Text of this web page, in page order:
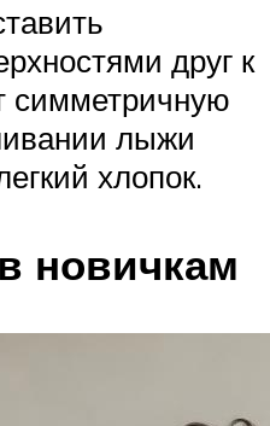
друг к
симметричную
лыжи
хлопок.
новичкам